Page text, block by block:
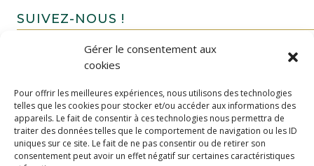
Gérer le consentement aux
cookies
Pour offrir les meilleures expériences, nous utilisons des technologies
telles que les cookies pour stocker et/ou accéder aux informations des
appareils. Le fait de consentir à ces technologies nous permettra de
traiter des données telles que le comportement de navigation ou les ID
uniques sur ce site. Le fait de ne pas consentir ou de retirer son
consentement peut avoir un effet négatif sur certaines caractéristiques
SUIVEZ-NOUS !
FAIRE UN DON